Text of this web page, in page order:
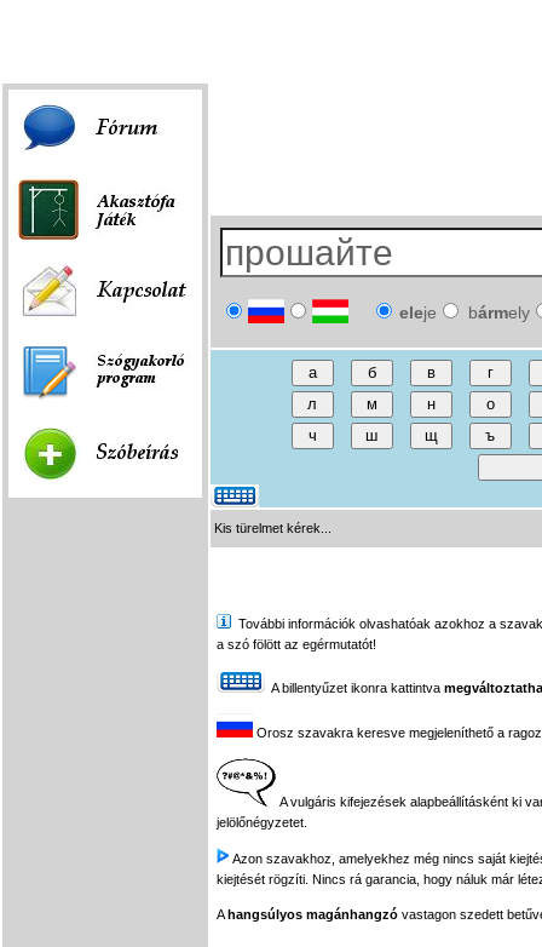
eleje bármely
Kis türelmet kérek...
További információk olvashatóak azokhoz a
a szó fölött az egérmutatót!
A billentyűzet ikonra kattintva
Orosz szavakra keresve megjeleníthető a
A vulgáris kifejezések alapbeállításként ki
jelölőnégyzetet.
Azon szavakhoz, amelyekhez még nincs saját
kiejtését rögzíti. Nincs rá garancia, hogy náluk már
Ahangsúlyos magánhangzó vastagon szedett